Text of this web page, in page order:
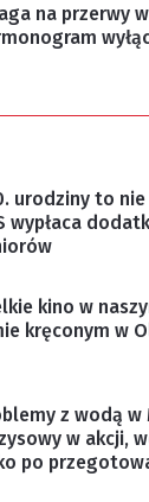
na przerwy
urodziny to
wypłaca
kino w
kręconym w
z wodą
w akcji,
po